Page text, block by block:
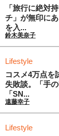
「旅行に絶対
チ」が無印に
を入...
鈴木美奈子
Lifestyle
コスメ4万点を
失敗談。「手
「SN...
遠藤幸子
Lifestyle